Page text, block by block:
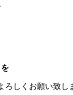
ろしくお願い致し